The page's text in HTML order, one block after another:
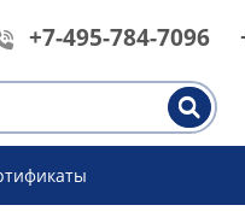
+7-495-784-7096